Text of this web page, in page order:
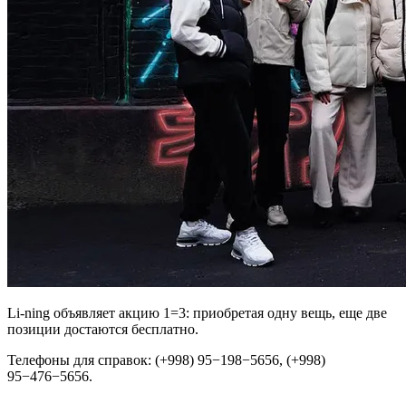
Li-ning объявляет акцию 1=3: приобретая одну вещь, еще две
позиции достаются бесплатно.
Телефоны для справок: (+998) 95−198−5656, (+998)
95−476−5656.